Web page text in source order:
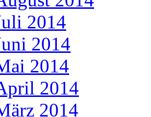
2014
2014
2014
2014
2014